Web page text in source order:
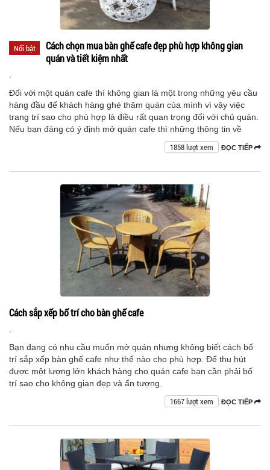
Nổi bật
Cách chọn mua bàn ghế cafe đẹp phù hợp không gian
quán và tiết kiệm nhất
,
Đối với một quán cafe thì không gian là một trong những yêu cầu
hàng đầu để khách hàng ghé thăm quán của mình vì vậy việc
trang trí sao cho phù hợp là điều rất quan trọng đối với chủ quán.
Nếu bạn đáng có ý định mở quán cafe thì những thông tin về
ĐỌC TIẾP
1858 lượt xem
Cách sắp xếp bố trí cho bàn ghế cafe
,
Bạn đang có nhu cầu muốn mở quán nhưng không biết cách bố
trí sắp xếp bàn ghế cafe như thế nào cho phù hợp. Để thu hút
được một lượng lớn khách hàng cho quán cafe bạn cần phải bố
trí sao cho không gian đẹp và ấn tượng.
ĐỌC TIẾP
1667 lượt xem